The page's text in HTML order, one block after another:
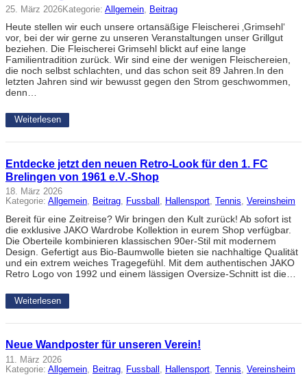
25. März 2026Kategorie: Allgemein Beitrag
Heute stellen wir euch unsere ortansäßige Fleischerei ‚Grimsehl‘
vor, bei der wir gerne zu unseren Veranstaltungen unser Grillgut
beziehen. Die Fleischerei Grimsehl blickt auf eine lange
Familientradition zurück. Wir sind eine der wenigen Fleischereien,
die noch selbst schlachten, und das schon seit 89 Jahren.In den
letzten Jahren sind wir bewusst gegen den Strom geschwommen,
denn…
Weiterlesen
Entdecke jetzt den neuen Retro-Look für den 1. FC
Brelingen von 1961 e.V.-Shop
18. März 2026
Kategorie: Allgemein, Beitrag, Fussball , Hallensport, Tennis, Vereinsheim
Bereit für eine Zeitreise? Wir bringen den Kult zurück! Ab sofort ist
die exklusive JAKO Wardrobe Kollektion in eurem Shop verfügbar.
Die Oberteile kombinieren klassischen 90er-Stil mit modernem
Design. Gefertigt aus Bio-Baumwolle bieten sie nachhaltige Qualität
und ein extrem weiches Tragegefühl. Mit dem authentischen JAKO
Retro Logo von 1992 und einem lässigen Oversize-Schnitt ist die…
Weiterlesen
Neue Wandposter für unseren Verein!
11. März 2026
Kategorie: Allgemein Beitrag Fussball Hallensport Tennis Vereinsheim